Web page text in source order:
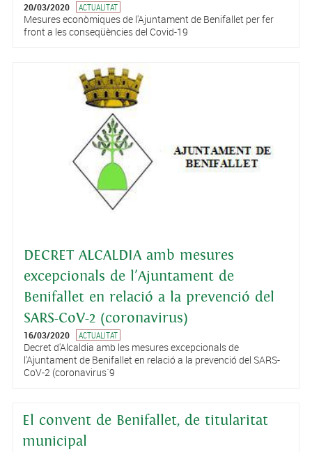
20/03/2020 ACTUALITAT
Mesures econòmiques de l'Ajuntament de Benifallet per fer
front a les conseqüències del Covid-19
DECRET ALCALDIA amb mesures
excepcionals de l'Ajuntament de
Benifallet en relació a la prevenció del
SARS-CoV-2 (coronavirus)
16/03/2020 ACTUALITAT
Decret d'Alcaldia amb les mesures excepcionals de
l'Ajuntament de Benifallet en relació a la prevenció del SARS-
CoV-2 (coronavirus´9
El convent de Benifallet, de titularitat
municipal